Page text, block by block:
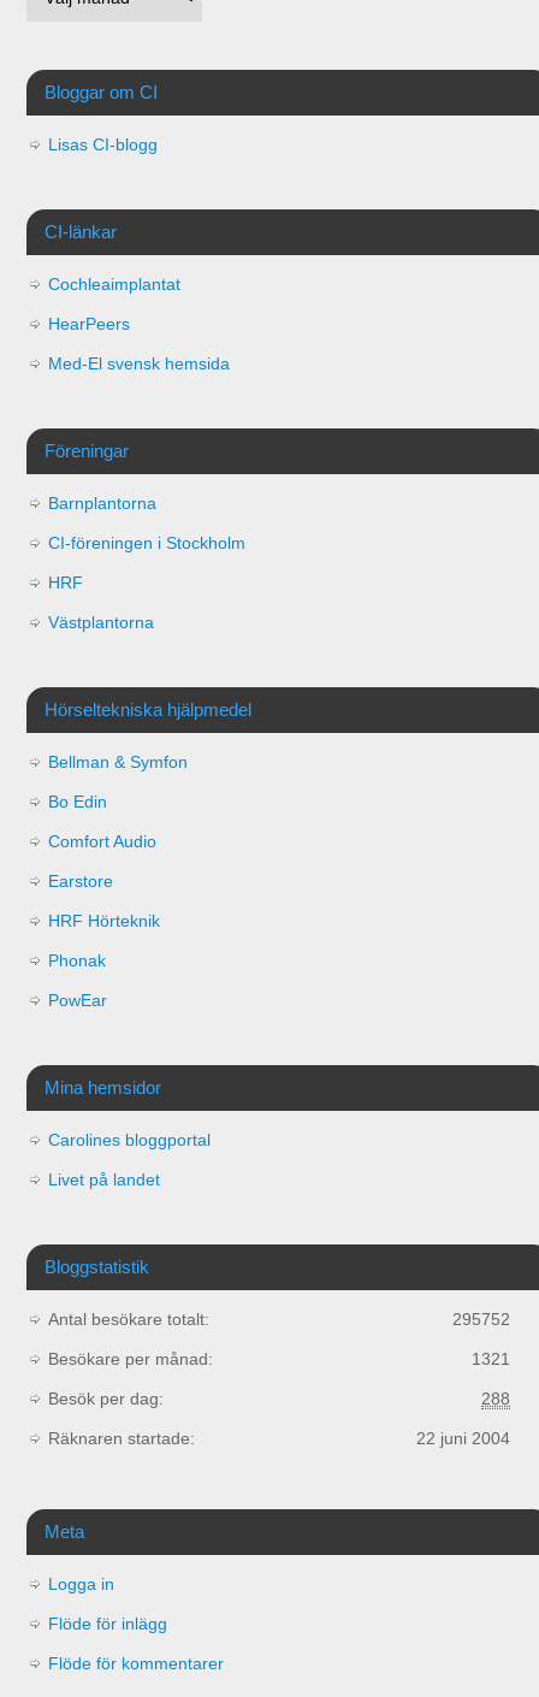
Bloggar om CI
Lisas CI-blogg
CI-länkar
Cochleaimplantat
HearPeers
Med-El svensk hemsida
Föreningar
Barnplantorna
CI-föreningen i Stockholm
HRF
Västplantorna
Hörseltekniska hjälpmedel
Bellman & Symfon
Bo Edin
Comfort Audio
Earstore
HRF Hörteknik
Phonak
PowEar
Mina hemsidor
Carolines bloggportal
Livet på landet
Bloggstatistik
295752
Antal besökare totalt:
1321
Besökare per månad:
288
Besök per dag:
22 juni 2004
Räknaren startade:
Meta
Logga in
Flöde för inlägg
Flöde för kommentarer